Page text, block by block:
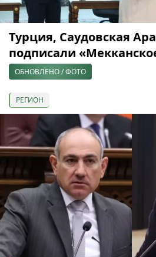
Турция, Саудовская
подписали
ОБНОВЛЕНО / ФОТО
РЕГИОН